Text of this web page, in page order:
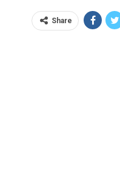
Share